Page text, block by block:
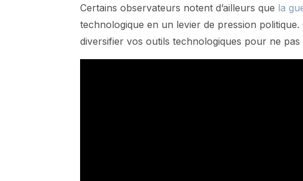
Certains observateurs notent d’ailleurs que la
technologique en un levier de pression
diversifier vos outils technologiques pour ne